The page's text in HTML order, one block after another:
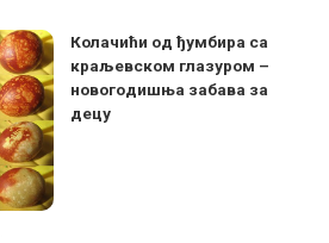
Колачићи од ђумбира са
краљевском глазуром –
новогодишња забава за
децу